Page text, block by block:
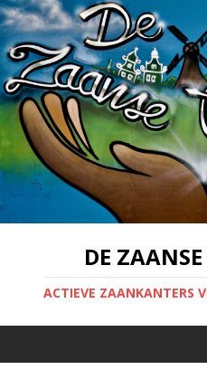
DE
ACTIEVE ZAANKANTERS